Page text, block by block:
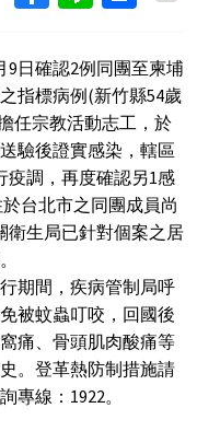
9日確認2例同團至柬埔
指標病例(新竹縣54歲
任宗教活動志工，於
驗後證實感染，轄區
疫調，再度確認另1感
台北市之同團成員尚
衛生局已針對個案之居
期間，疾病管制局呼
被蚊蟲叮咬，回國後
痛、骨頭肌肉酸痛等
。登革熱防制措施請
專線：1922。